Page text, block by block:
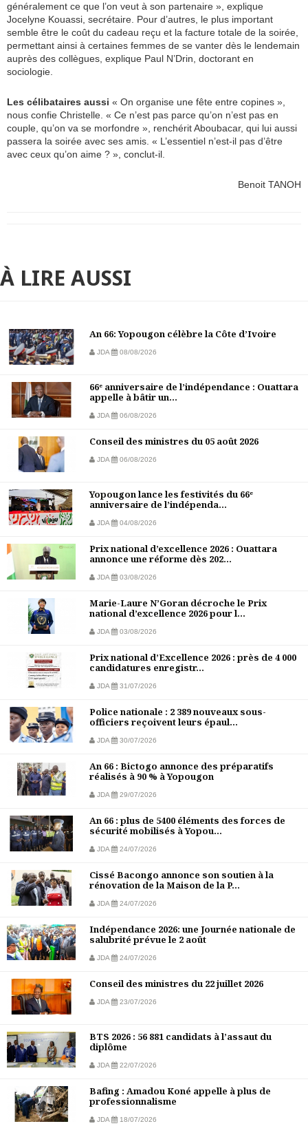
généralement ce que l’on veut à son partenaire », explique
Jocelyne Kouassi, secrétaire. Pour d’autres, le plus important
semble être le coût du cadeau reçu et la facture totale de la soirée,
permettant ainsi à certaines femmes de se vanter dès le lendemain
auprès des collègues, explique Paul N’Drin, doctorant en
sociologie.
Les célibataires aussi « On organise une fête entre copines »,
nous confie Christelle. « Ce n’est pas parce qu’on n’est pas en
couple, qu’on va se morfondre », renchérit Aboubacar, qui lui aussi
passera la soirée avec ses amis. « L’essentiel n’est-il pas d’être
avec ceux qu’on aime ? », conclut-il.
Benoit TANOH
À LIRE AUSSI
An 66: Yopougon célèbre la Côte d’Ivoire
JDA 08/08/2026
66ᵉ anniversaire de l’indépendance : Ouattara
appelle à bâtir un...
JDA 06/08/2026
Conseil des ministres du 05 août 2026
JDA 06/08/2026
Yopougon lance les festivités du 66ᵉ
anniversaire de l’indépenda...
JDA 04/08/2026
Prix national d’excellence 2026 : Ouattara
annonce une réforme dès 202...
JDA 03/08/2026
Marie-Laure N’Goran décroche le Prix
national d’excellence 2026 pour l...
JDA 03/08/2026
Prix national d’Excellence 2026 : près de 4 000
candidatures enregistr...
JDA 31/07/2026
Police nationale : 2 389 nouveaux sous-
officiers reçoivent leurs épaul...
JDA 30/07/2026
An 66 : Bictogo annonce des préparatifs
réalisés à 90 % à Yopougon
JDA 29/07/2026
An 66 : plus de 5400 éléments des forces de
sécurité mobilisés à Yopou...
JDA 24/07/2026
Cissé Bacongo annonce son soutien à la
rénovation de la Maison de la P...
JDA 24/07/2026
Indépendance 2026: une Journée nationale de
salubrité prévue le 2 août
JDA 24/07/2026
Conseil des ministres du 22 juillet 2026
JDA 23/07/2026
BTS 2026 : 56 881 candidats à l’assaut du
diplôme
JDA 22/07/2026
Bafing : Amadou Koné appelle à plus de
professionnalisme
JDA 18/07/2026